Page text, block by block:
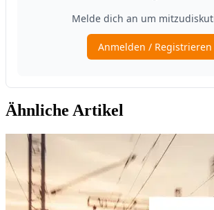
Ähnliche Artikel